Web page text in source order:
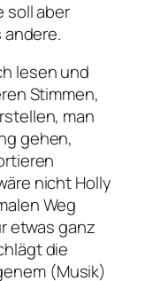
soll aber
andere.
lesen und
Stimmen,
man
gehen,
nicht Holly
Weg
etwas ganz
die
(Musik)